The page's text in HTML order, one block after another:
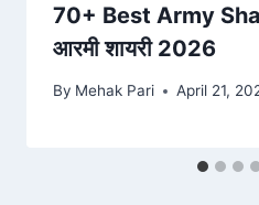
70+ Best Army
आरमी शायरी 2026
By Mehak Pari April 21,